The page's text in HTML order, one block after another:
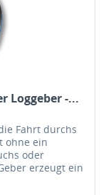
Loggeber -...
Fahrt durchs
ohne ein
oder
erzeugt ein